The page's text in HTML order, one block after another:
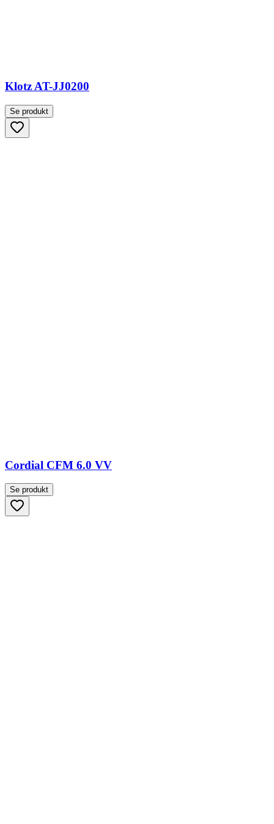
Klotz AT-JJ0200
Se produkt
Cordial CFM 6.0 VV
Se produkt